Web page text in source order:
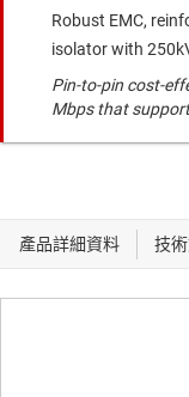
Robust EMC,
isolator with
Pin-to-pin cost-
Mbps that